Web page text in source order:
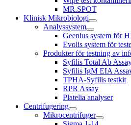
MR.SPOT
Klinisk Mikrobiologi
Analyssystem
Geenius system för
Evolis system för
Produkter för testning av
Syfilis Total Ab
Syfilis IgM EIA
TPHA-Syfilis testkit
RPR Assay
Platelia analyser
Centrifugering
Mikrocentrifuger